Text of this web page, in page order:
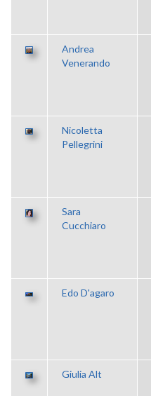
Andrea
Venerando
Nicoletta
Pellegrini
Sara
Cucchiaro
Edo D'agaro
Giulia Alt